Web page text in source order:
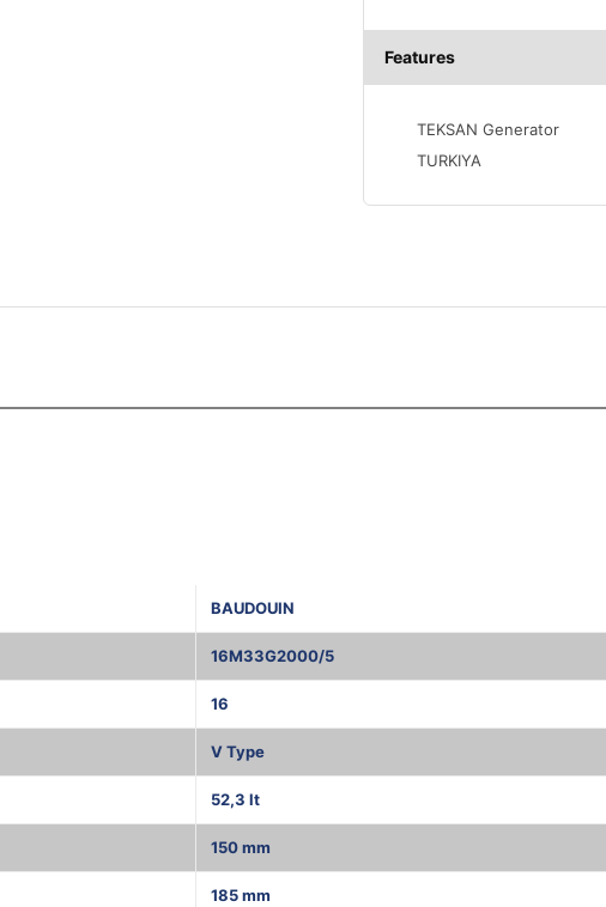
Features
TEKSAN Generator
TURKIYA
BAUDOUIN
16M33G2000/5
16
V Type
52,3 lt
150 mm
185 mm